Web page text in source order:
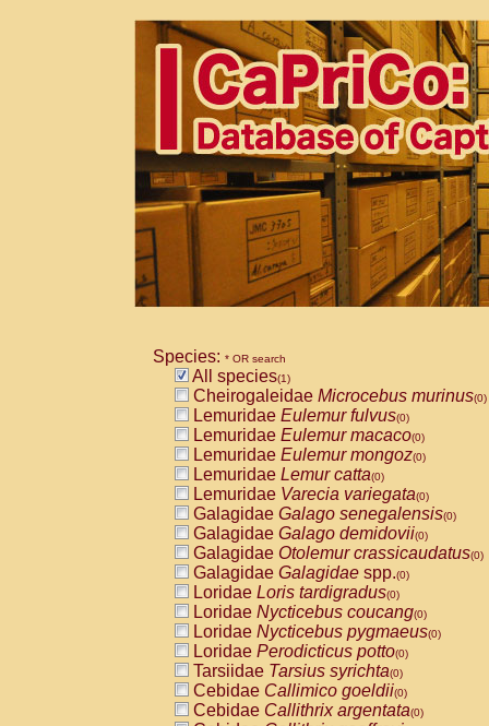
Species: * OR search
All species(1)
Cheirogaleidae Microcebus murinus(0)
Lemuridae Eulemur fulvus(0)
Lemuridae Eulemur macaco(0)
Lemuridae Eulemur mongoz(0)
Lemuridae Lemur catta(0)
Lemuridae Varecia variegata(0)
Galagidae Galago senegalensis(0)
Galagidae Galago demidovii(0)
Galagidae Otolemur crassicaudatus(0)
Galagidae Galagidae spp.(0)
Loridae Loris tardigradus(0)
Loridae Nycticebus coucang(0)
Loridae Nycticebus pygmaeus(0)
Loridae Perodicticus potto(0)
Tarsiidae Tarsius syrichta(0)
Cebidae Callimico goeldii(0)
Cebidae Callithrix argentata(0)